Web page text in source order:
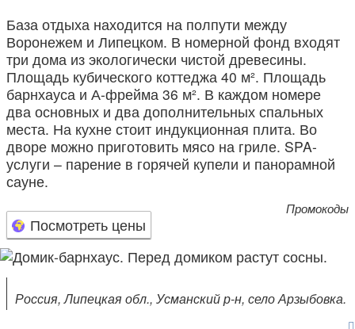
База отдыха находится на полпути между
Воронежем и Липецком. В номерной фонд входят
три дома из экологически чистой древесины.
Площадь кубического коттеджа 40 м². Площадь
барнхауса и А-фрейма 36 м². В каждом номере
два основных и два дополнительных спальных
места. На кухне стоит индукционная плита. Во
дворе можно приготовить мясо на гриле. SPA-
услуги – парение в горячей купели и панорамной
сауне.
Посмотреть цены
Промокоды
Россия, Липецкая обл., Усманский р-н, село Арзыбовка.